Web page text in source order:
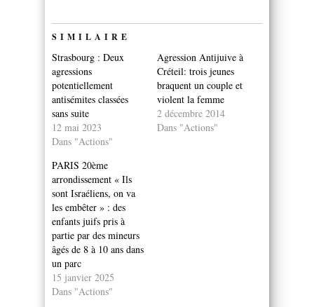
SIMILAIRE
Strasbourg : Deux
agressions
potentiellement
antisémites classées
sans suite
12 mai 2023
Dans "Actions"
Agression Antijuive à
Créteil: trois jeunes
braquent un couple et
violent la femme
2 décembre 2014
Dans "Actions"
PARIS 20ème
arrondissement « Ils
sont Israéliens, on va
les embêter » : des
enfants juifs pris à
partie par des mineurs
âgés de 8 à 10 ans dans
un parc
15 janvier 2025
Dans "Actions"